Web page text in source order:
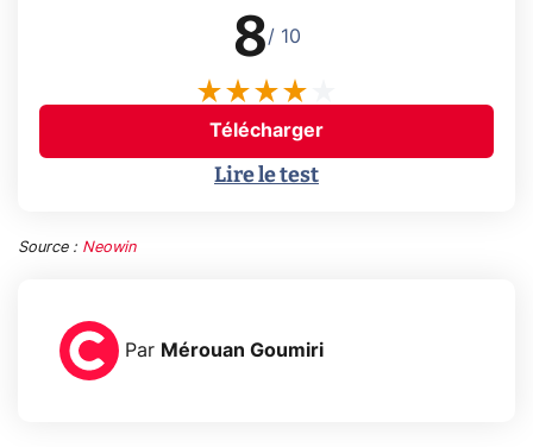
8/ 10
Télécharger
Lire le test
Source : Neowin
Par Mérouan Goumiri